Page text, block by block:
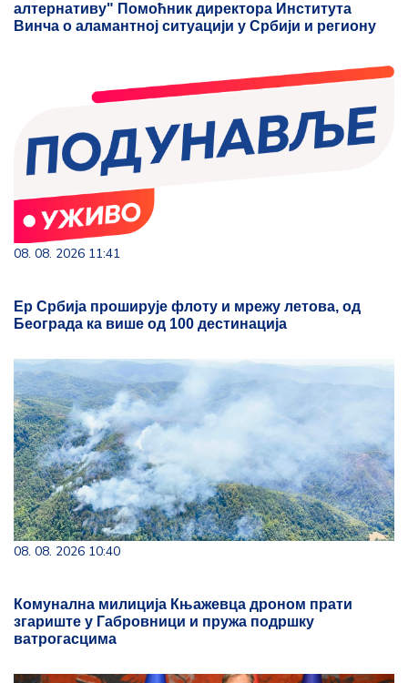
алтернативу" Помоћник директора Института
Винча о аламантној ситуацији у Србији и региону
08. 08. 2026 11:41
Ер Србија проширује флоту и мрежу летова, од
Београда ка више од 100 дестинација
08. 08. 2026 10:40
Комунална милиција Књажевца дронoм прати
згариште у Габровници и пружа подршку
ватрогасцима